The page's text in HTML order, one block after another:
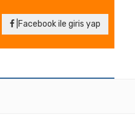
|Facebook ile giris yap